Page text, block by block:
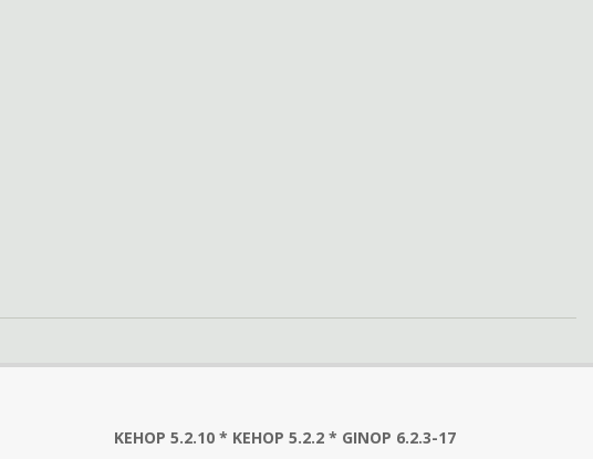
KEHOP 5.2.10 * KEHOP 5.2.2 * GINOP 6.2.3-17